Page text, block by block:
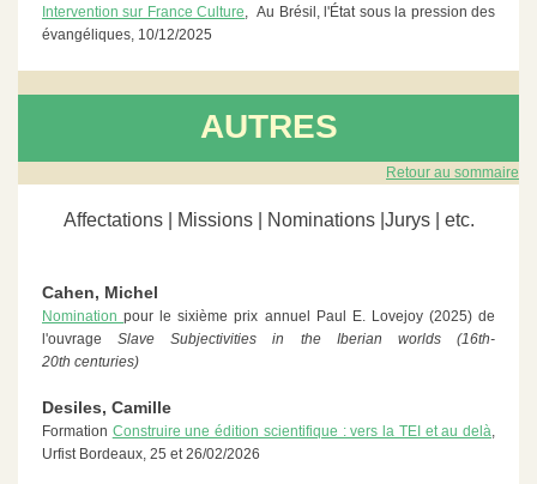
Intervention sur France Culture,Au Brésil, l'État sous la pression des
évangéliques, 10/12/2025
AUTRES
Retour au sommaire
Affectations | Missions | Nominations |Jurys | etc.
Cahen, Michel
Nominationpour le sixième prix annuel Paul E. Lovejoy (2025) de
l'ouvrageSlave Subjectivities in the Iberian worlds (16th-
20th centuries)
Desiles, Camille
Formation Construire une édition scientifique : vers la TEI et au delà,
Urfist Bordeaux, 25 et 26/02/2026